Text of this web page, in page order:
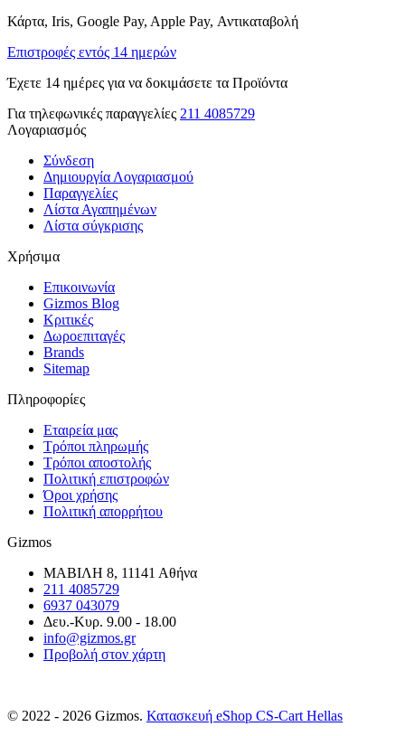
Κάρτα, Iris, Google Pay, Apple Pay, Αντικαταβολή
Επιστροφές εντός 14 ημερών
Έχετε 14 ημέρες για να δοκιμάσετε τα Προϊόντα
Για τηλεφωνικές παραγγελίες 211 4085729
Λογαριασμός
Σύνδεση
Δημιουργία Λογαριασμού
Παραγγελίες
Λίστα Αγαπημένων
Λίστα σύγκρισης
Χρήσιμα
Επικοινωνία
Gizmos Blog
Κριτικές
Δωροεπιταγές
Brands
Sitemap
Πληροφορίες
Εταιρεία μας
Τρόποι πληρωμής
Τρόποι αποστολής
Πολιτική επιστροφών
Όροι χρήσης
Πολιτική απορρήτου
Gizmos
ΜΑΒΙΛΗ 8, 11141 Αθήνα
211 4085729
6937 043079
Δευ.-Κυρ. 9.00 - 18.00
info@gizmos.gr
Προβολή στον χάρτη
© 2022 - 2026 Gizmos. Κατασκευή eShop CS-Cart Hellas